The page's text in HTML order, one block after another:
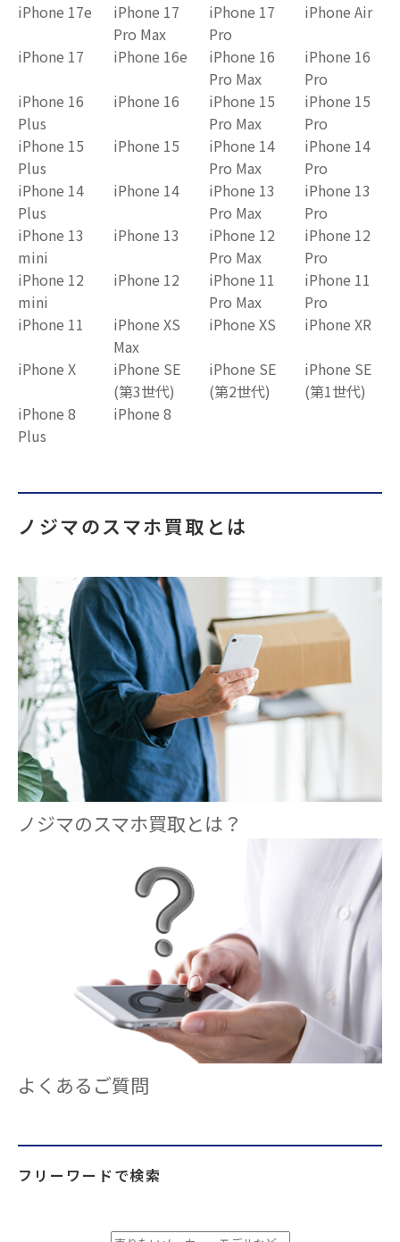
iPhone 17e
iPhone 17
Pro Max
iPhone 17
Pro
iPhone Air
iPhone 17 iPhone 16e
iPhone 16
Pro Max
iPhone 16
Pro
iPhone 16
Plus
iPhone 16
iPhone 15
Pro Max
iPhone 15
Pro
iPhone 15
Plus
iPhone 15
iPhone 14
Pro Max
iPhone 14
Pro
iPhone 14
Plus
iPhone 14
iPhone 13
Pro Max
iPhone 13
Pro
iPhone 13
mini
iPhone 13
iPhone 12
Pro Max
iPhone 12
Pro
iPhone 12
mini
iPhone 12
iPhone 11
Pro Max
iPhone 11
Pro
iPhone 11
iPhone XS
Max
iPhone XS iPhone XR
iPhone X
iPhone SE
(第3世代)
iPhone SE
(第2世代)
iPhone SE
(第1世代)
iPhone 8
Plus
iPhone 8
ノジマのスマホ買取とは
ノジマのスマホ買取とは？
よくあるご質問
フリーワードで検索